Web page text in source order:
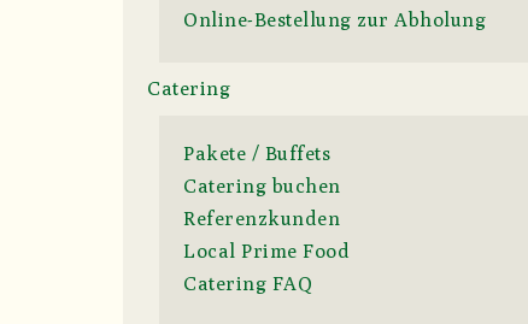
Online-Bestellung zur Abholung
Catering
Pakete / Buffets
Catering buchen
Referenzkunden
Local Prime Food
Catering FAQ